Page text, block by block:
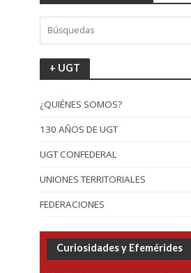
+ UGT
¿QUIÉNES SOMOS?
130 AÑOS DE UGT
UGT CONFEDERAL
UNIONES TERRITORIALES
FEDERACIONES
Curiosidades y Efemérides